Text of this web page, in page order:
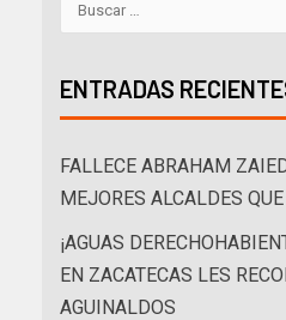
ENTRADAS
FALLECE ABRAHAM
MEJORES ALCALDES
¡AGUAS
EN ZACATECAS LES
AGUINALDOS